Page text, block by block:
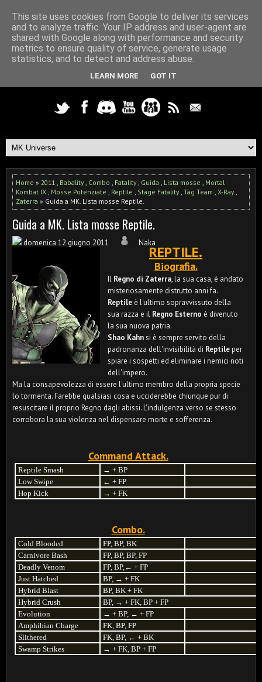
Home » 2011 , Babality, Combo , Fatality, Guida , Lista mosse , Mortal
Kombat IX , Mosse Potenziate , Reptile , Stage Fatality, Tag Team , X-Ray,
Zaterra » Guida a MK. Lista mosse Reptile.
Guida a MK. Lista mosse Reptile.
domenica 12 giugno 2011 Naka
REPTILE.
Biografia.
Il Regno di Zaterra, la sua casa, è andato
misteriosamente distrutto anni fa.
Reptile è l'ultimo sopravvissuto della
sua razza e il Regno Esterno è divenuto
la sua nuova patria.
Shao Kahnsi è sempre servito della
padronanza dell'invisibilità di Reptileper
spiare i sospetti ed eliminare i nemici noti
dell'impero.
Ma la consapevolezza di essere l'ultimo membro della propria specie
lo tormenta. Farebbe qualsiasi cosa e ucciderebbe chiunque pur di
resuscitare il proprio Regno dagli abissi. L'indulgenza verso se stesso
corrobora la sua violenza nel dispensare morte e sofferenza.
Command Attack.
Reptile Smash → + BP
Low Swipe
← + FP
Hop Kick
→ + FK
Combo.
Cold Blooded
FP, BP, BK
Carnivore Bash
FP, BP, BP, FP
Deadly Venom
FP, BP,← + FP
Just Hatched
BP, → + FK
Hybrid Blast
BP, BK + FK
Hybrid Crush
BP, → + FK, BP + FP
Evolution
→ + BP, ← + FP
Amphibian Charge
FK, BP, FP
Slithered
FK, BP, ← + BK
Swamp Strikes
→ + FK, BP + FP
This site uses cookies from Google to deliver its services
and to analyze traffic. Your IP address and user-agent are
shared with Google along with performance and security
metrics to ensure quality of service, generate usage
statistics, and to detect and address abuse.
LEARN MORE GOT IT